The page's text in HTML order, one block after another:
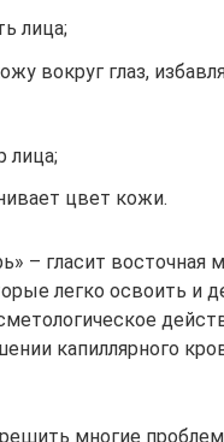
лица;
вокруг глаз,
лица;
цвет кожи.
– гласит
легко освоить и
капиллярного
многие